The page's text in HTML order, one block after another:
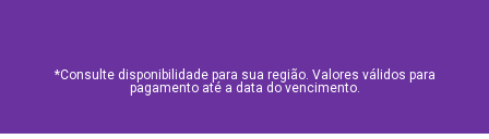
*Consulte disponibilidade para sua região. Valores válidos para
pagamento até a data do vencimento.